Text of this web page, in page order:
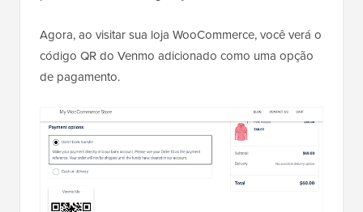
Agora, ao visitar sua loja WooCommerce, você verá o
código QR do Venmo adicionado como uma opção
de pagamento.